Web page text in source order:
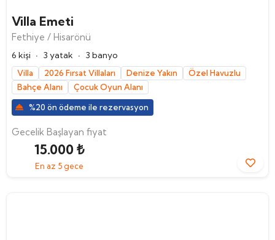
Villa Emeti
Fethiye / Hisarönü
6 kişi · 3 yatak · 3 banyo
Villa 2026 Fırsat Villaları Denize Yakın
Özel Havuzlu
Bahçe Alanı
Çocuk Oyun Alanı
%20 ön ödeme ile rezervasyon
Gecelik Başlayan fiyat
15.000 ₺
En az 5 gece